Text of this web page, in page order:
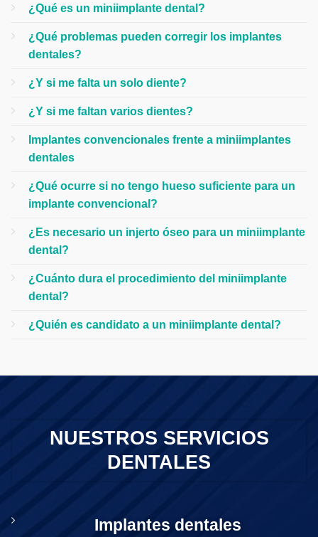
¿Qué es un miniimplante dental?
¿Qué problemas pueden corregir los implantes
dentales?
¿Y si me falta un solo diente?
¿Y si me faltan varios dientes?
Implantes convencionales frente a miniimplantes
dentales
¿Qué ocurre si no tengo hueso suficiente para un
implante convencional?
¿Es necesario un injerto óseo para un miniimplante
dental?
¿Cuánto dura el procedimiento del miniimplante
dental?
¿Quién es candidato a un miniimplante dental?
NUESTROS SERVICIOS
DENTALES
Implantes dentales